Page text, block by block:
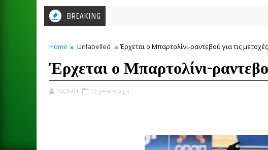
BREAKING
Home Unlabelled Έρχεται ο Μπαρτολίνι-ραντεβού για τις μετοχές
Έρχεται ο Μπαρτολίνι-
ΓΝΩΜΗ 12 years ago